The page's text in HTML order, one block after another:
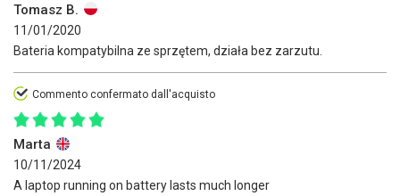
Tomasz B.
11/01/2020
Bateria kompatybilna ze sprzętem, działa bez zarzutu.
Commento confermato dall'acquisto
Marta
10/11/2024
A laptop running on battery lasts much longer